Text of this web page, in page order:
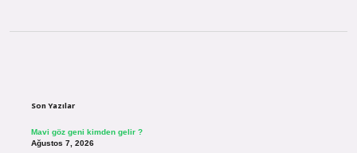
Son Yazılar
Mavi göz geni kimden gelir ?
Ağustos 7, 2026